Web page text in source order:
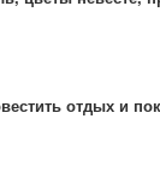
отдых и